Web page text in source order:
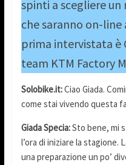
spinti a scegliere
che saranno on-
prima intervistata è
team KTM Factory
Solobike.it:Ciao Giada.
come stai vivendo questa
Giada Specia:Sto bene, mi
l’ora di iniziare la stagione.
una preparazione un po’